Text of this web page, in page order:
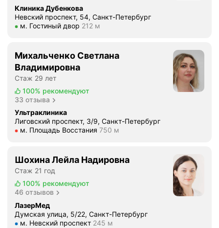
Клиника Дубенкова
Невский проспект, 54, Санкт-Петербург
Метро м. Гостиный двор Расстояние 212 м
м. Гостиный двор 212 м
Михальченко Светлана
Владимировна
Стаж 29 лет
100% рекомендуют
33 отзыва
Ультраклиника
Лиговский проспект, 3/9, Санкт-Петербург
Метро м. Площадь Восстания Расстояние 750 м
м. Площадь Восстания 750 м
Шохина Лейла Надировна
Стаж 21 год
100% рекомендуют
46 отзывов
ЛазерМед
Думская улица, 5/22, Санкт-Петербург
Метро м. Невский проспект Расстояние 245 м
м. Невский проспект 245 м